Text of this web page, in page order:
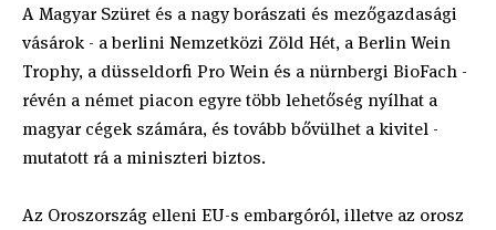
A Magyar Szüret és a nagy borászati és mezőgazdasági
vásárok - a berlini Nemzetközi Zöld Hét, a Berlin Wein
Trophy, a düsseldorfi Pro Wein és a nürnbergi BioFach -
révén a német piacon egyre több lehetőség nyílhat a
magyar cégek számára, és tovább bővülhet a kivitel -
mutatott rá a miniszteri biztos.
Az Oroszország elleni EU-s embargóról, illetve az orosz